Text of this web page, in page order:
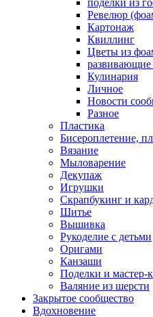
поделки из
Ревелюр
Картонаж
Квиллинг
Цветы из
Кулинария
Личное
Новости
Разное
Пластика
Бисероплетение,
Вязание
Мыловарение
Декупаж
Игрушки
Скрапбукинг и
Шитье
Вышивка
Рукоделие с детьми
Оригами
Канзаши
Поделки и мастер-
Валяние из шерсти
Закрытое сообщество
Вдохновение